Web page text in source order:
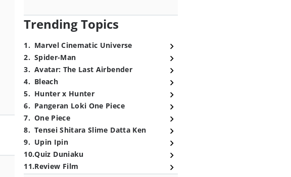
Trending Topics
1. Marvel Cinematic Universe
2. Spider-Man
3. Avatar: The Last Airbender
4. Bleach
5. Hunter x Hunter
6. Pangeran Loki One Piece
7. One Piece
8. Tensei Shitara Slime Datta Ken
9. Upin Ipin
10.Quiz Duniaku
11.Review Film